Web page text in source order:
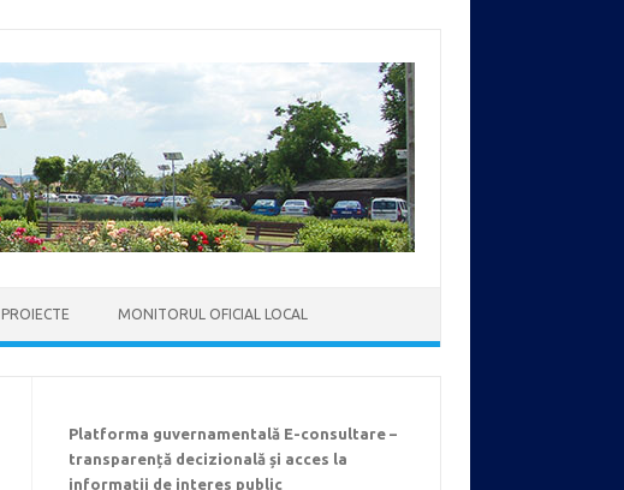
PROIECTE MONITORUL OFICIAL LOCAL
Platforma guvernamentală E-consultare –
transparență decizională și acces la
informații de interes public